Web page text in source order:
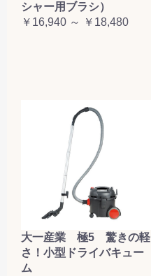
シャー用ブラシ）
￥16,940 ～ ￥18,480
大一産業 極5 驚きの軽
さ！小型ドライバキュー
ム